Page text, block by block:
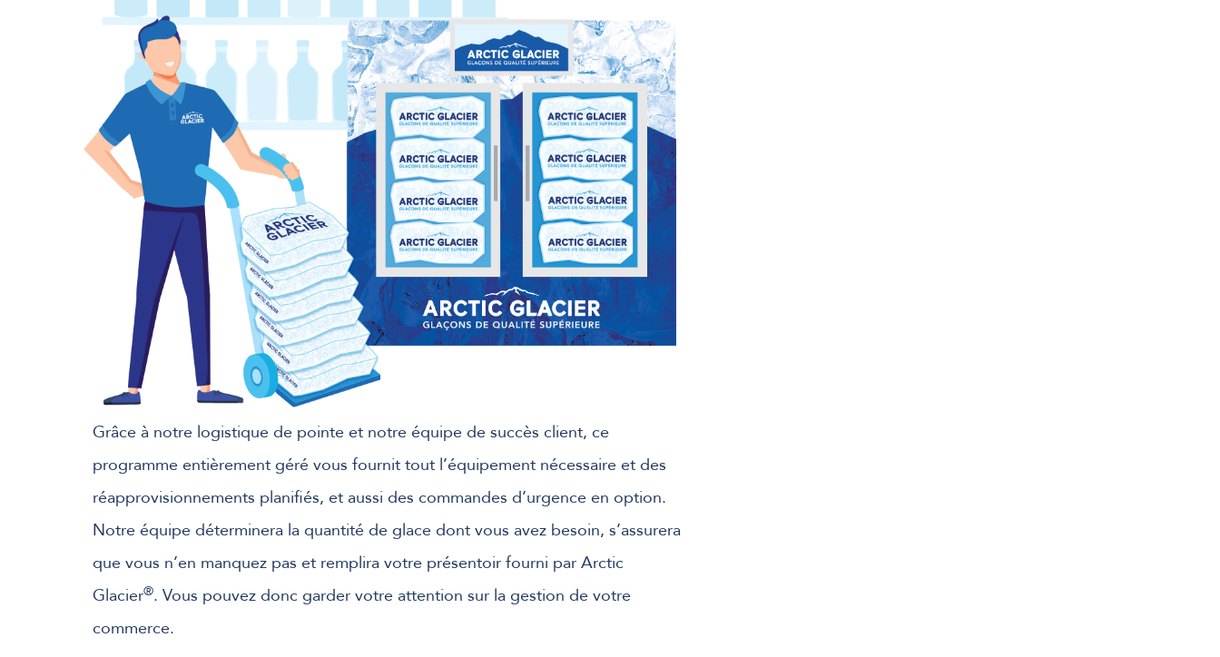
Grâce à notre logistique de pointe et notre équipe de succès client, ce
programme entièrement géré vous fournit tout l’équipement nécessaire et des
réapprovisionnements planifiés, et aussi des commandes d’urgence en option.
Notre équipe déterminera la quantité de glace dont vous avez besoin, s’assurera
que vous n’en manquez pas et remplira votre présentoir fourni par Arctic
Glacier®. Vous pouvez donc garder votre attention sur la gestion de votre
commerce.